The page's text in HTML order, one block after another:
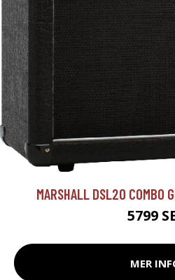
MARSHALL DSL20 COMBO
5799
MER